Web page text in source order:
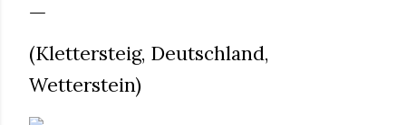
(Klettersteig, Deutschland,
Wetterstein)